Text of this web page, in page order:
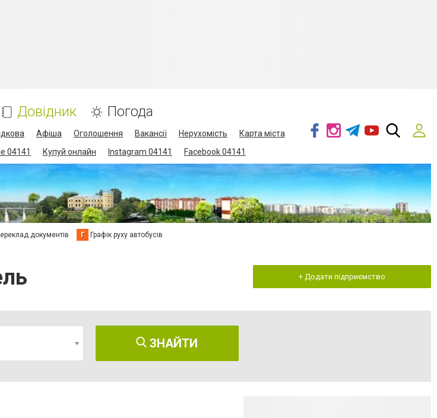
Довідник Погода
Афіша Оголошення Вакансії Нерухомість
Карта міста
04141 Купуй онлайн Instagram 04141 Facebook 04141
документів Г Графік руху автобусів
+ Додати підприємство
ЗНАЙТИ